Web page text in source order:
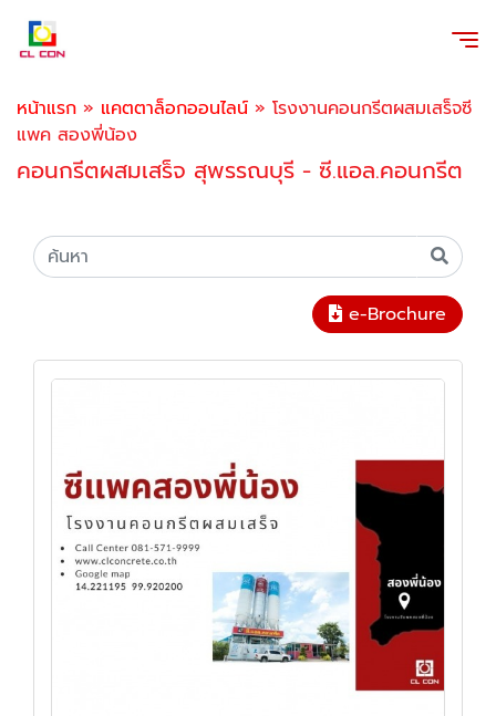
หน้าแรก » แคตตาล็อกออนไลน์ » โรงงานคอนกรีตผสมเสร็จซี
แพค สองพี่น้อง
คอนกรีตผสมเสร็จ สุพรรณบุรี - ซี.แอล.คอนกรีต
e-Brochure